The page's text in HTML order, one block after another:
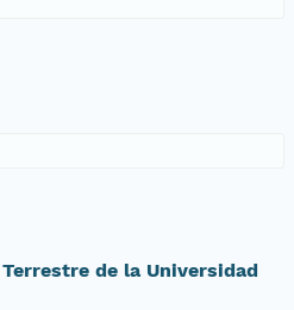
de la Universidad